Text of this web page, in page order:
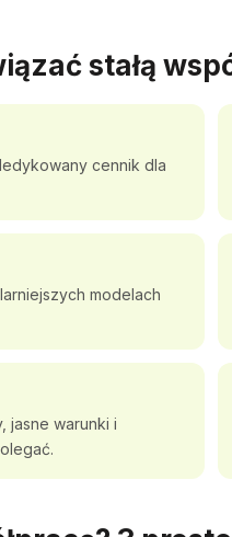
stałą
cennik dla
modelach
jasne warunki i